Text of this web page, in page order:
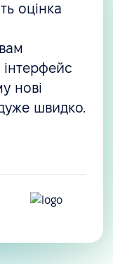
оцінка
нові
швидко.